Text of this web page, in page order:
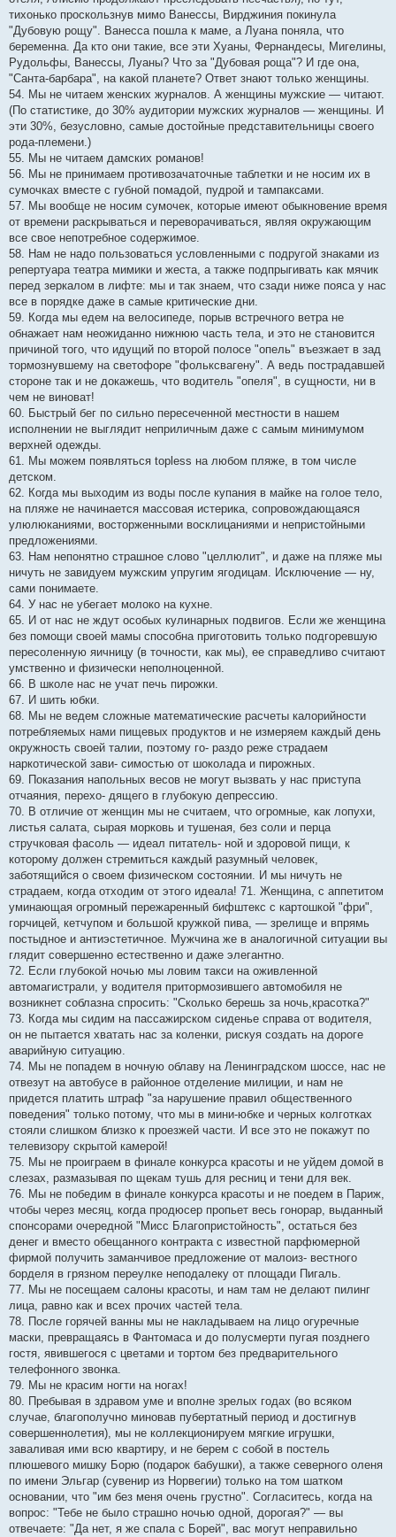
тихонько проскользнув мимо Ванессы, Вирджиния покинула
"Дубовую рощу". Ванесса пошла к маме, а Луана поняла, что
беременна. Да кто они такие, все эти Хуаны, Фернандесы, Мигелины,
Рудольфы, Ванессы, Луаны? Что за "Дубовая роща"? И где она,
"Санта-барбара", на какой планете? Ответ знают только женщины.
54. Мы не читаем женских журналов. А женщины мужские — читают.
(По статистике, до 30% аудитории мужских журналов — женщины. И
эти 30%, безусловно, самые достойные представительницы своего
рода-племени.)
55. Мы не читаем дамских романов!
56. Мы не принимаем противозачаточные таблетки и не носим их в
сумочках вместе с губной помадой, пудрой и тампаксами.
57. Мы вообще не носим сумочек, которые имеют обыкновение время
от времени раскрываться и переворачиваться, являя окружающим
все свое непотребное содержимое.
58. Нам не надо пользоваться условленными с подругой знаками из
репертуара театра мимики и жеста, а также подпрыгивать как мячик
перед зеркалом в лифте: мы и так знаем, что сзади ниже пояса у нас
все в порядке даже в самые критические дни.
59. Когда мы едем на велосипеде, порыв встречного ветра не
обнажает нам неожиданно нижнюю часть тела, и это не становится
причиной того, что идущий по второй полосе "опель" въезжает в зад
тормознувшему на светофоре "фольксвагену". А ведь пострадавшей
стороне так и не докажешь, что водитель "опеля", в сущности, ни в
чем не виноват!
60. Быстрый бег по сильно пересеченной местности в нашем
исполнении не выглядит неприличным даже с самым минимумом
верхней одежды.
61. Мы можем появляться topless на любом пляже, в том числе
детском.
62. Когда мы выходим из воды после купания в майке на голое тело,
на пляже не начинается массовая истерика, сопровождающаяся
улюлюканиями, восторженными восклицаниями и непристойными
предложениями.
63. Нам непонятно страшное слово "целлюлит", и даже на пляже мы
ничуть не завидуем мужским упругим ягодицам. Исключение — ну,
сами понимаете.
64. У нас не убегает молоко на кухне.
65. И от нас не ждут особых кулинарных подвигов. Если же женщина
без помощи своей мамы способна приготовить только подгоревшую
пересоленную яичницу (в точности, как мы), ее справедливо считают
умственно и физически неполноценной.
66. В школе нас не учат печь пирожки.
67. И шить юбки.
68. Мы не ведем сложные математические расчеты калорийности
потребляемых нами пищевых продуктов и не измеряем каждый день
окружность своей талии, поэтому го- раздо реже страдаем
наркотической зави- симостью от шоколада и пирожных.
69. Показания напольных весов не могут вызвать у нас приступа
отчаяния, перехо- дящего в глубокую депрессию.
70. В отличие от женщин мы не считаем, что огромные, как лопухи,
листья салата, сырая морковь и тушеная, без соли и перца
стручковая фасоль — идеал питатель- ной и здоровой пищи, к
которому должен стремиться каждый разумный человек,
заботящийся о своем физическом состоянии. И мы ничуть не
страдаем, когда отходим от этого идеала! 71. Женщина, с аппетитом
уминающая огромный пережаренный бифштекс с картошкой "фри",
горчицей, кетчупом и большой кружкой пива, — зрелище и впрямь
постыдное и антиэстетичное. Мужчина же в аналогичной ситуации вы
глядит совершенно естественно и даже элегантно.
72. Если глубокой ночью мы ловим такси на оживленной
автомагистрали, у водителя притормозившего автомобиля не
возникнет соблазна спросить: "Сколько берешь за ночь,красотка?"
73. Когда мы сидим на пассажирском сиденье справа от водителя,
он не пытается хватать нас за коленки, рискуя создать на дороге
аварийную ситуацию.
74. Мы не попадем в ночную облаву на Ленинградском шоссе, нас не
отвезут на автобусе в районное отделение милиции, и нам не
придется платить штраф "за нарушение правил общественного
поведения" только потому, что мы в мини-юбке и черных колготках
стояли слишком близко к проезжей части. И все это не покажут по
телевизору скрытой камерой!
75. Мы не проиграем в финале конкурса красоты и не уйдем домой в
слезах, размазывая по щекам тушь для ресниц и тени для век.
76. Мы не победим в финале конкурса красоты и не поедем в Париж,
чтобы через месяц, когда продюсер пропьет весь гонорар, выданный
спонсорами очередной "Мисс Благопристойность", остаться без
денег и вместо обещанного контракта с известной парфюмерной
фирмой получить заманчивое предложение от малоиз- вестного
борделя в грязном переулке неподалеку от площади Пигаль.
77. Мы не посещаем салоны красоты, и нам там не делают пилинг
лица, равно как и всех прочих частей тела.
78. После горячей ванны мы не накладываем на лицо огуречные
маски, превращаясь в Фантомаса и до полусмерти пугая позднего
гостя, явившегося с цветами и тортом без предварительного
телефонного звонка.
79. Мы не красим ногти на ногах!
80. Пребывая в здравом уме и вполне зрелых годах (во всяком
случае, благополучно миновав пубертатный период и достигнув
совершеннолетия), мы не коллекционируем мягкие игрушки,
заваливая ими всю квартиру, и не берем с собой в постель
плюшевого мишку Борю (подарок бабушки), а также северного оленя
по имени Эльгар (сувенир из Норвегии) только на том шатком
основании, что "им без меня очень грустно". Согласитесь, когда на
вопрос: "Тебе не было страшно ночью одной, дорогая?" — вы
отвечаете: "Да нет, я же спала с Борей", вас могут неправильно